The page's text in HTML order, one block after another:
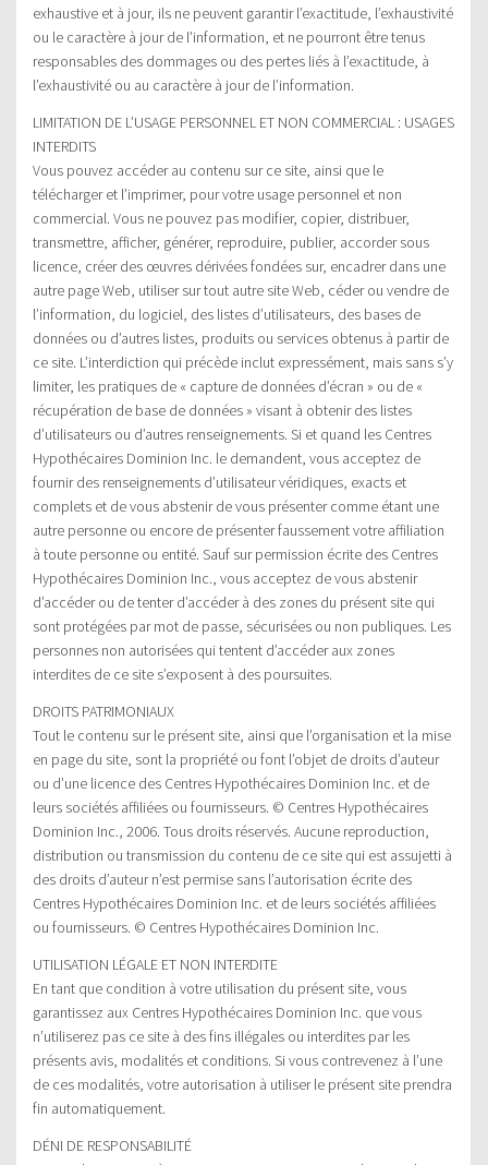
exhaustive et à jour, ils ne peuvent garantir l’exactitude, l’exhaustivité
ou le caractère à jour de l’information, et ne pourront être tenus
responsables des dommages ou des pertes liés à l’exactitude, à
l’exhaustivité ou au caractère à jour de l’information.
LIMITATION DE L’USAGE PERSONNEL ET NON COMMERCIAL : USAGES
INTERDITS
Vous pouvez accéder au contenu sur ce site, ainsi que le
télécharger et l’imprimer, pour votre usage personnel et non
commercial. Vous ne pouvez pas modifier, copier, distribuer,
transmettre, afficher, générer, reproduire, publier, accorder sous
licence, créer des œuvres dérivées fondées sur, encadrer dans une
autre page Web, utiliser sur tout autre site Web, céder ou vendre de
l’information, du logiciel, des listes d’utilisateurs, des bases de
données ou d’autres listes, produits ou services obtenus à partir de
ce site. L’interdiction qui précède inclut expressément, mais sans s’y
limiter, les pratiques de « capture de données d’écran » ou de «
récupération de base de données » visant à obtenir des listes
d’utilisateurs ou d’autres renseignements. Si et quand les Centres
Hypothécaires Dominion Inc. le demandent, vous acceptez de
fournir des renseignements d’utilisateur véridiques, exacts et
complets et de vous abstenir de vous présenter comme étant une
autre personne ou encore de présenter faussement votre affiliation
à toute personne ou entité. Sauf sur permission écrite des Centres
Hypothécaires Dominion Inc., vous acceptez de vous abstenir
d’accéder ou de tenter d’accéder à des zones du présent site qui
sont protégées par mot de passe, sécurisées ou non publiques. Les
personnes non autorisées qui tentent d’accéder aux zones
interdites de ce site s’exposent à des poursuites.
DROITS PATRIMONIAUX
Tout le contenu sur le présent site, ainsi que l’organisation et la mise
en page du site, sont la propriété ou font l’objet de droits d’auteur
ou d’une licence des Centres Hypothécaires Dominion Inc. et de
leurs sociétés affiliées ou fournisseurs. © Centres Hypothécaires
Dominion Inc., 2006. Tous droits réservés. Aucune reproduction,
distribution ou transmission du contenu de ce site qui est assujetti à
des droits d’auteur n’est permise sans l’autorisation écrite des
Centres Hypothécaires Dominion Inc. et de leurs sociétés affiliées
ou fournisseurs. © Centres Hypothécaires Dominion Inc.
UTILISATION LÉGALE ET NON INTERDITE
En tant que condition à votre utilisation du présent site, vous
garantissez aux Centres Hypothécaires Dominion Inc. que vous
n’utiliserez pas ce site à des fins illégales ou interdites par les
présents avis, modalités et conditions. Si vous contrevenez à l’une
de ces modalités, votre autorisation à utiliser le présent site prendra
fin automatiquement.
DÉNI DE RESPONSABILITÉ